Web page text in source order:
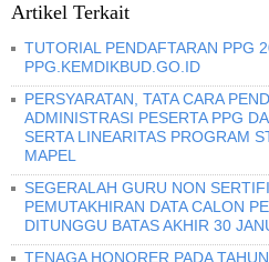
Artikel Terkait
TUTORIAL PENDAFTARAN PPG
PPG.KEMDIKBUD.GO.ID
PERSYARATAN, TATA CARA
ADMINISTRASI PESERTA PPG
SERTA LINEARITAS PROGRAM
MAPEL
SEGERALAH GURU NON
PEMUTAKHIRAN DATA CALON
DITUNGGU BATAS AKHIR 30
TENAGA HONORER PADA